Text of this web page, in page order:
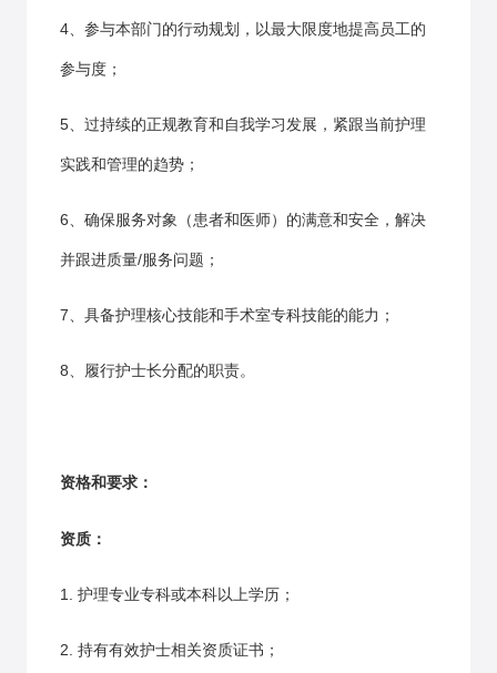
4、参与本部门的行动规划，以最大限度地提高员工的
参与度；
5、过持续的正规教育和自我学习发展，紧跟当前护理
实践和管理的趋势；
6、确保服务对象（患者和医师）的满意和安全，解决
并跟进质量/服务问题；
7、具备护理核心技能和手术室专科技能的能力；
8、履行护士长分配的职责。
资格和要求：
资质：
1. 护理专业专科或本科以上学历；
2. 持有有效护士相关资质证书；